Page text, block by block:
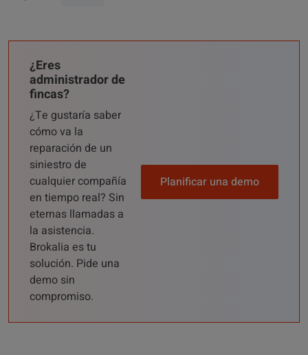
¿Eres
administrador de
fincas?
¿Te gustaría saber
cómo va la
reparación de un
siniestro de
cualquier compañía
en tiempo real? Sin
eternas llamadas a
la asistencia.
Brokalia es tu
solución. Pide una
demo sin
compromiso.
Planificar una demo